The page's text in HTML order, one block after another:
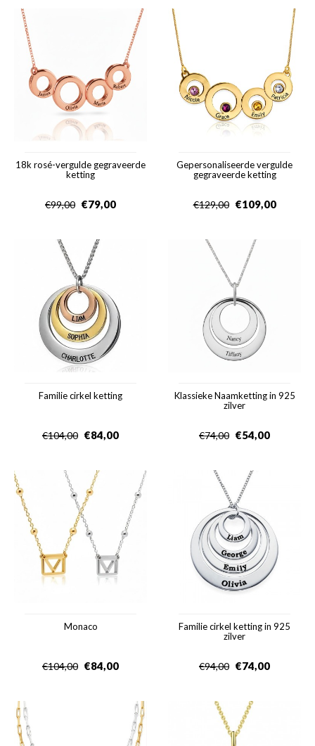
18k rosé-vergulde gegraveerde
ketting
€99,00 €79,00
Gepersonaliseerde vergulde
gegraveerde ketting
€129,00 €109,00
Familie cirkel ketting
€104,00 €84,00
Klassieke Naamketting in 925
zilver
€74,00 €54,00
Monaco
€104,00 €84,00
Familie cirkel ketting in 925
zilver
€94,00 €74,00